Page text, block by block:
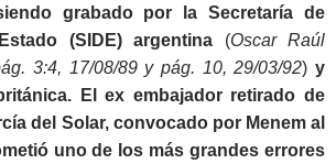
grabado por la Secretaría de
(SIDE) argentina (Oscar Raúl
3:4, 17/08/89 y pág. 10, 29/03/92) y
El ex embajador retirado de
del Solar, convocado por Menem al
uno de los más grandes errores